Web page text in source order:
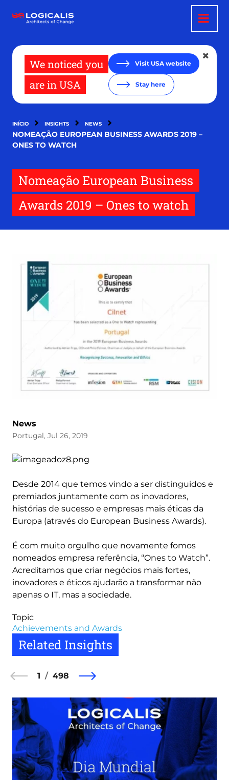
para
We noticed you
are in USA
Visit USA website
Stay here
INÍCIO INSIGHTS NEWS
NOMEAÇÃO EUROPEAN BUSINESS AWARDS 2019 –
ONES TO WATCH
Nomeação European Business
Awards 2019 – Ones to watch
News
Portugal, Jul 26, 2019
Desde 2014 que temos vindo a ser distinguidos e
premiados juntamente com os inovadores,
histórias de sucesso e empresas mais éticas da
Europa (através do European Business Awards).
É com muito orgulho que novamente fomos
nomeados empresa referência, “Ones to Watch”.
Acreditamos que criar negócios mais fortes,
inovadores e éticos ajudarão a transformar não
apenas o IT, mas a sociedade.
Topic
Achievements and Awards
Related Insights
1 498